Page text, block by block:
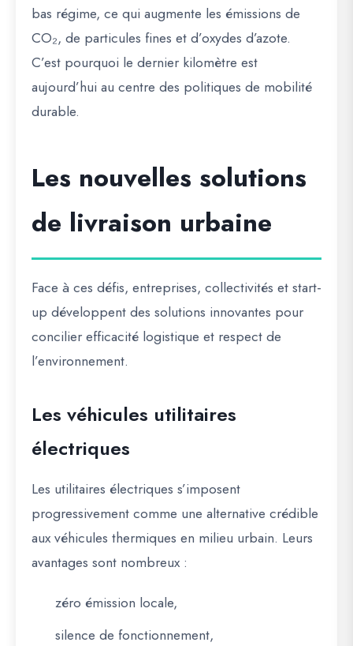
bas régime, ce qui augmente les émissions de
CO₂, de particules fines et d’oxydes d’azote.
C’est pourquoi le dernier kilomètre est
aujourd’hui au centre des politiques de mobilité
durable.
Les nouvelles solutions
de livraison urbaine
Face à ces défis, entreprises, collectivités et start-
up développent des solutions innovantes pour
concilier efficacité logistique et respect de
l’environnement.
Les véhicules utilitaires
électriques
Les utilitaires électriques s’imposent
progressivement comme une alternative crédible
aux véhicules thermiques en milieu urbain. Leurs
avantages sont nombreux :
zéro émission locale,
silence de fonctionnement,